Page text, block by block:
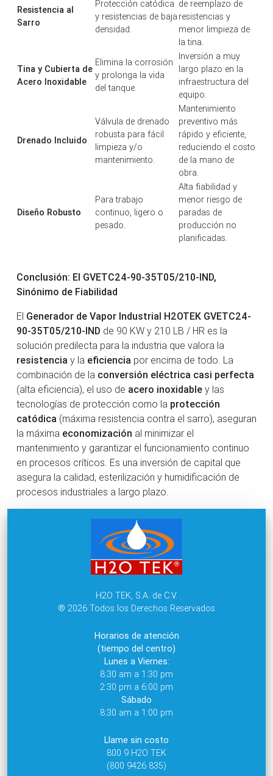
Resistencia al
Sarro
Protección catódica
y resistencias de baja
densidad.
de reemplazo de
resistencias y
menor limpieza de
la tina.
Tina y Cubierta de
Acero Inoxidable
Elimina la corrosión
y prolonga la vida
del tanque.
Inversión a muy
largo plazo en la
infraestructura del
equipo.
Drenado Incluido
Válvula de drenado
robusta para fácil
limpieza y/o
mantenimiento.
Mantenimiento
preventivo más
rápido y eficiente,
reduciendo el costo
de la mano de
obra.
Diseño Robusto
Para trabajo
continuo, ligero o
pesado.
Alta fiabilidad y
menor riesgo de
paradas de
producción no
planificadas.
Conclusión: El GVETC24-90-35T05/210-IND,
Sinónimo de Fiabilidad
El Generador de Vapor Industrial H2OTEK GVETC24-
90-35T05/210-IND de 90 KW y 210 LB / HR es la
solución predilecta para la industria que valora la
resistencia y la eficiencia por encima de todo. La
combinación de la conversión eléctrica casi perfecta
(alta eficiencia), el uso de acero inoxidable y las
tecnologías de protección como la protección
catódica (máxima resistencia contra el sarro), aseguran
la máxima economización al minimizar el
mantenimiento y garantizar el funcionamiento continuo
en procesos críticos. Es una inversión de capital que
asegura la calidad, esterilización y humidificación de
procesos industriales a largo plazo.
H2O TEK, S.A. de C.V.
® 2026 Todos los Derechos Reservados
Horarios de atención
(tiempo del centro)
Lunes a Viernes:
8:30 am a 1:30 pm
2:30 pm a 6:00 pm
Sábado
8:30 am a 1:00 pm
Llame sin costo
800 9 H2O TEK
(800 9426 835)